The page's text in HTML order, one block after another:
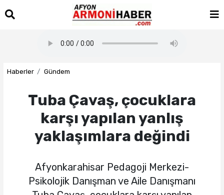
Haberler Gündem
Tuba Çavaş, çocuklara
karşı yapılan yanlış
yaklaşımlara değindi
Afyonkarahisar Pedagoji Merkezi-
Psikolojik Danışman ve Aile Danışmanı